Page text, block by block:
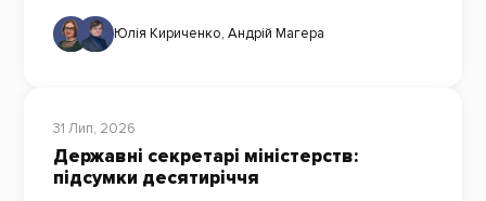
Юлія Кириченко, Андрій Магера
31 Лип, 2026
Державні секретарі міністерств:
підсумки десятиріччя